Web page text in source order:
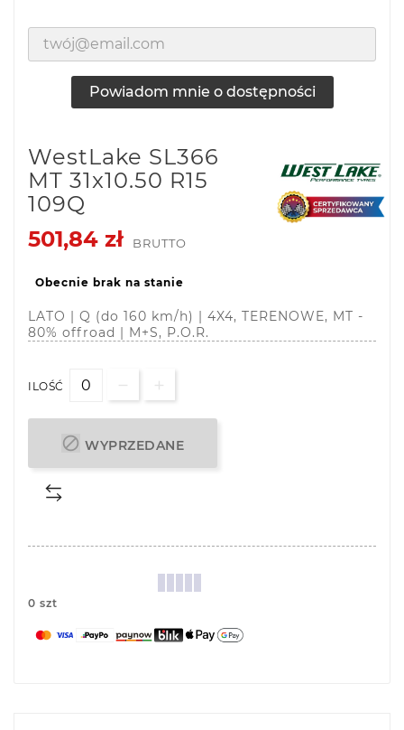
Powiadom mnie o dostępności
WestLake SL366
MT 31x10.50 R15
109Q
501,84 zł
BRUTTO
Obecnie brak na stanie
LATO | Q (do 160 km/h) | 4X4, TERENOWE, MT -
80% offroad | M+S, P.O.R.
ILOŚĆ
 WYPRZEDANE
0 szt